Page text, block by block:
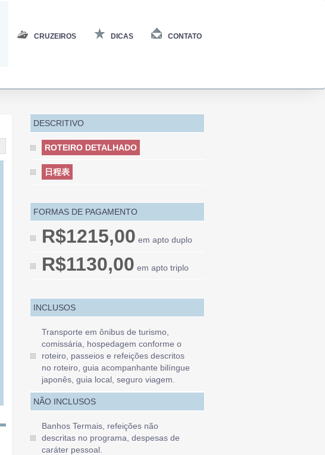
CRUZEIROS DICAS CONTATO
DESCRITIVO
ROTEIRO DETALHADO
日程表
FORMAS DE PAGAMENTO
R$1215,00 em apto duplo
R$1130,00 em apto triplo
INCLUSOS
Transporte em ônibus de turismo,
comissária, hospedagem conforme o
roteiro, passeios e refeições descritos
no roteiro, guia acompanhante bilíngue
japonês, guia local, seguro viagem.
NÃO INCLUSOS
Banhos Termais, refeições não
descritas no programa, despesas de
caráter pessoal.